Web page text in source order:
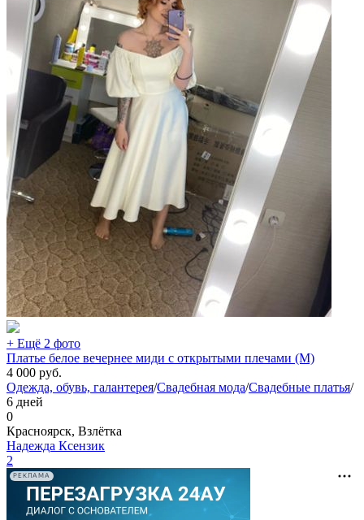
+ Ещё 2 фото
Платье белое вечернее миди с открытыми плечами (М)
4 000 руб.
Одежда, обувь, галантерея/Свадебная мода/Свадебные платья/
6 дней
0
Красноярск, Взлётка
Надежда Ксензик
2
РЕКЛАМА